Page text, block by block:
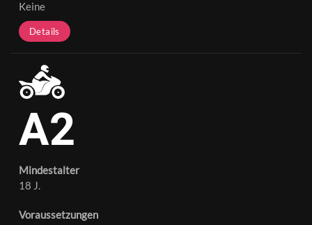
Keine
Details
A2
Mindestalter
18 J.
Voraussetzungen